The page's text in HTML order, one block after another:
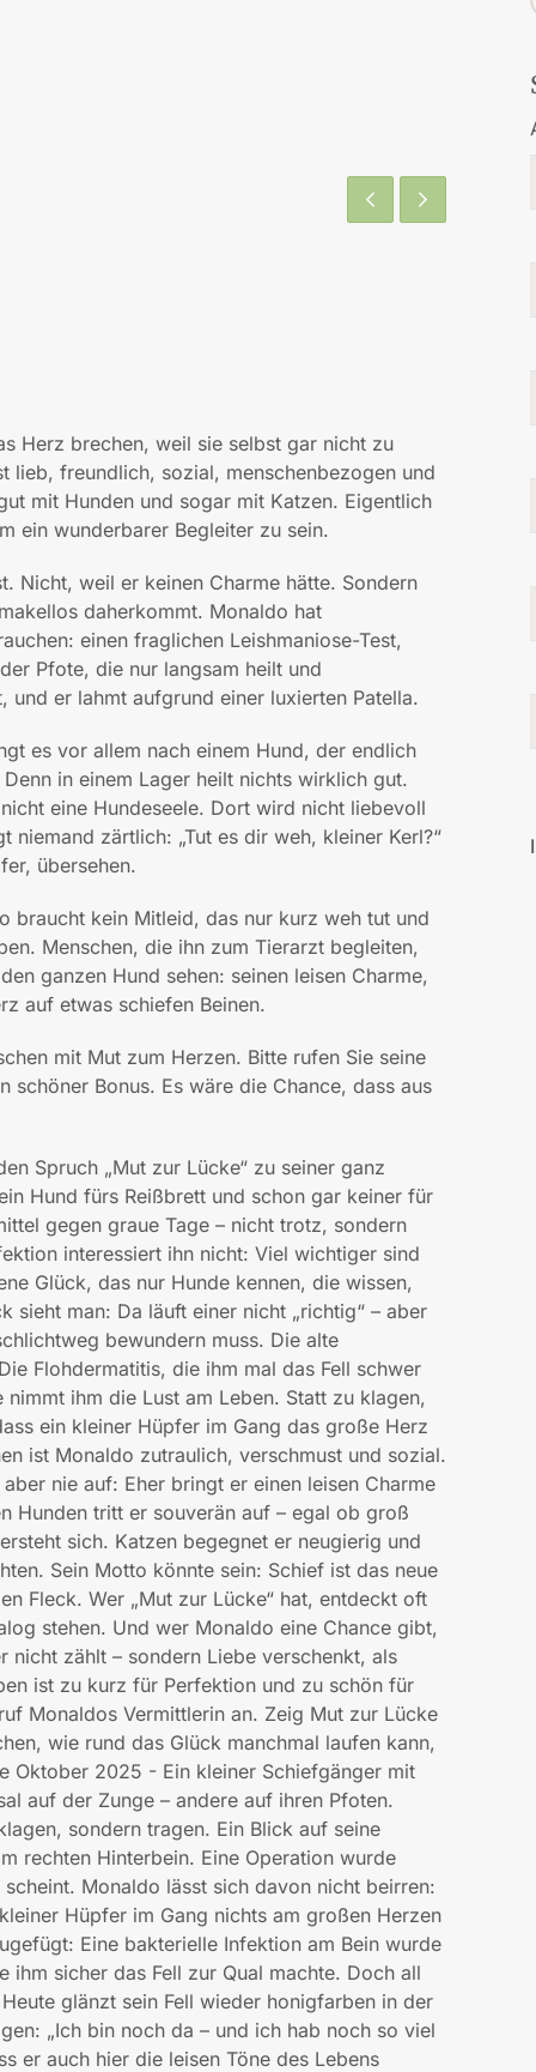
Herz brechen, weil sie selbst gar nicht zu
lieb, freundlich, sozial, menschenbezogen und
mit Hunden und sogar mit Katzen. Eigentlich
ein wunderbarer Begleiter zu sein.
Nicht, weil er keinen Charme hätte. Sondern
daherkommt. Monaldo hat
einen fraglichen Leishmaniose-Test,
Pfote, die nur langsam heilt und
er lahmt aufgrund einer luxierten Patella.
es vor allem nach einem Hund, der endlich
in einem Lager heilt nichts wirklich gut.
eine Hundeseele. Dort wird nicht liebevoll
zärtlich: „Tut es dir weh, kleiner Kerl?“
übersehen.
braucht kein Mitleid, das nur kurz weh tut und
Menschen, die ihn zum Tierarzt begleiten,
ganzen Hund sehen: seinen leisen Charme,
auf etwas schiefen Beinen.
mit Mut zum Herzen. Bitte rufen Sie seine
schöner Bonus. Es wäre die Chance, dass aus
Spruch „Mut zur Lücke“ zu seiner ganz
Hund fürs Reißbrett und schon gar keiner für
gegen graue Tage – nicht trotz, sondern
interessiert ihn nicht: Viel wichtiger sind
Glück, das nur Hunde kennen, die wissen,
man: Da läuft einer nicht „richtig“ – aber
bewundern muss. Die alte
Flohdermatitis, die ihm mal das Fell schwer
ihm die Lust am Leben. Statt zu klagen,
ein kleiner Hüpfer im Gang das große Herz
ist Monaldo zutraulich, verschmust und sozial.
nie auf: Eher bringt er einen leisen Charme
Hunden tritt er souverän auf – egal ob groß
sich. Katzen begegnet er neugierig und
Sein Motto könnte sein: Schief ist das neue
Fleck. Wer „Mut zur Lücke“ hat, entdeckt oft
stehen. Und wer Monaldo eine Chance gibt,
nicht zählt – sondern Liebe verschenkt, als
ist zu kurz für Perfektion und zu schön für
Monaldos Vermittlerin an. Zeig Mut zur Lücke
wie rund das Glück manchmal laufen kann,
Oktober 2025 - Ein kleiner Schiefgänger mit
auf der Zunge – andere auf ihren Pfoten.
sondern tragen. Ein Blick auf seine
rechten Hinterbein. Eine Operation wurde
Monaldo lässt sich davon nicht beirren:
Hüpfer im Gang nichts am großen Herzen
Eine bakterielle Infektion am Bein wurde
sicher das Fell zur Qual machte. Doch all
glänzt sein Fell wieder honigfarben in der
„Ich bin noch da – und ich hab noch so viel
er auch hier die leisen Töne des Lebens